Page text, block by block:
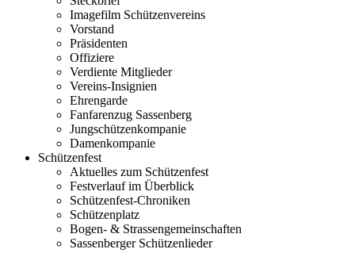
Imagefilm Schützenvereins
Vorstand
Präsidenten
Offiziere
Verdiente Mitglieder
Vereins-Insignien
Ehrengarde
Fanfarenzug Sassenberg
Jungschützenkompanie
Damenkompanie
Schützenfest
Aktuelles zum Schützenfest
Festverlauf im Überblick
Schützenfest-Chroniken
Schützenplatz
Bogen- & Strassengemeinschaften
Sassenberger Schützenlieder